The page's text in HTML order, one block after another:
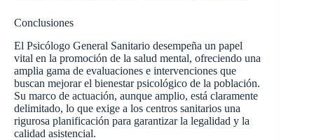
Conclusiones
El Psicólogo General Sanitario desempeña un papel
vital en la promoción de la salud mental, ofreciendo una
amplia gama de evaluaciones e intervenciones que
buscan mejorar el bienestar psicológico de la población.
Su marco de actuación, aunque amplio, está claramente
delimitado, lo que exige a los centros sanitarios una
rigurosa planificación para garantizar la legalidad y la
calidad asistencial.